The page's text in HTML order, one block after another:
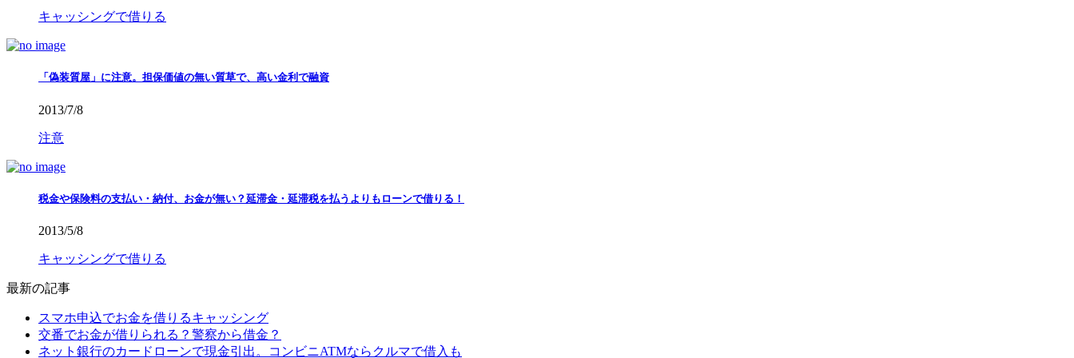
キャッシングで借りる
「偽装質屋」に注意。担保価値の無い質草で、高い金利で融資
2013/7/8
注意
税金や保険料の支払い・納付、お金が無い？延滞金・延滞税を払うよりもローンで借りる！
2013/5/8
キャッシングで借りる
最新の記事
スマホ申込でお金を借りるキャッシング
交番でお金が借りられる？警察から借金？
ネット銀行のカードローンで現金引出。コンビニATMならクルマで借入も